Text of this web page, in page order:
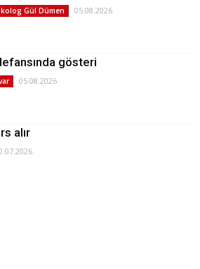
Gül Dümen 05.08.2026
gösteri
05.08.2026
alır